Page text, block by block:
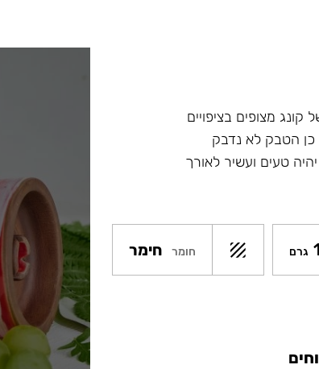
קונג מצופים בציפויים
כן הטבק לא נדבק
טעים ועשיר לאורך
גרם חומר חימר